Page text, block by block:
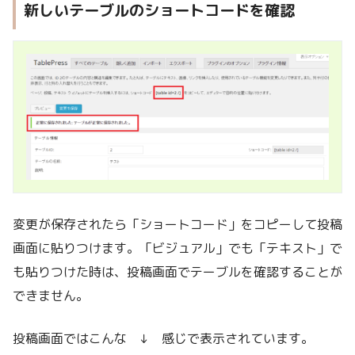
新しいテーブルのショートコードを確認
変更が保存されたら「ショートコード」をコピーして投稿
画面に貼りつけます。「ビジュアル」でも「テキスト」で
も貼りつけた時は、投稿画面でテーブルを確認することが
できません。
投稿画面ではこんな ↓ 感じで表示されています。